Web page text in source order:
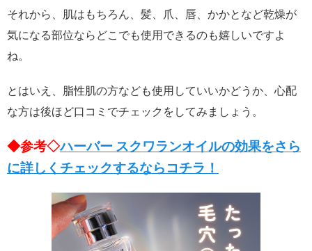
それから、肌はもちろん、髪、爪、唇、かかとなど乾燥が
気になる部位ならどこでも使用できるのも嬉しいですよ
ね。
とはいえ、脂性肌の方なども使用していいかどうか、心配
な方は後ほど口コミでチェックをしてみましょう。
◆参考◇ハーバー スクワランオイルの効果をさら
に詳しくチェックするならコチラ！